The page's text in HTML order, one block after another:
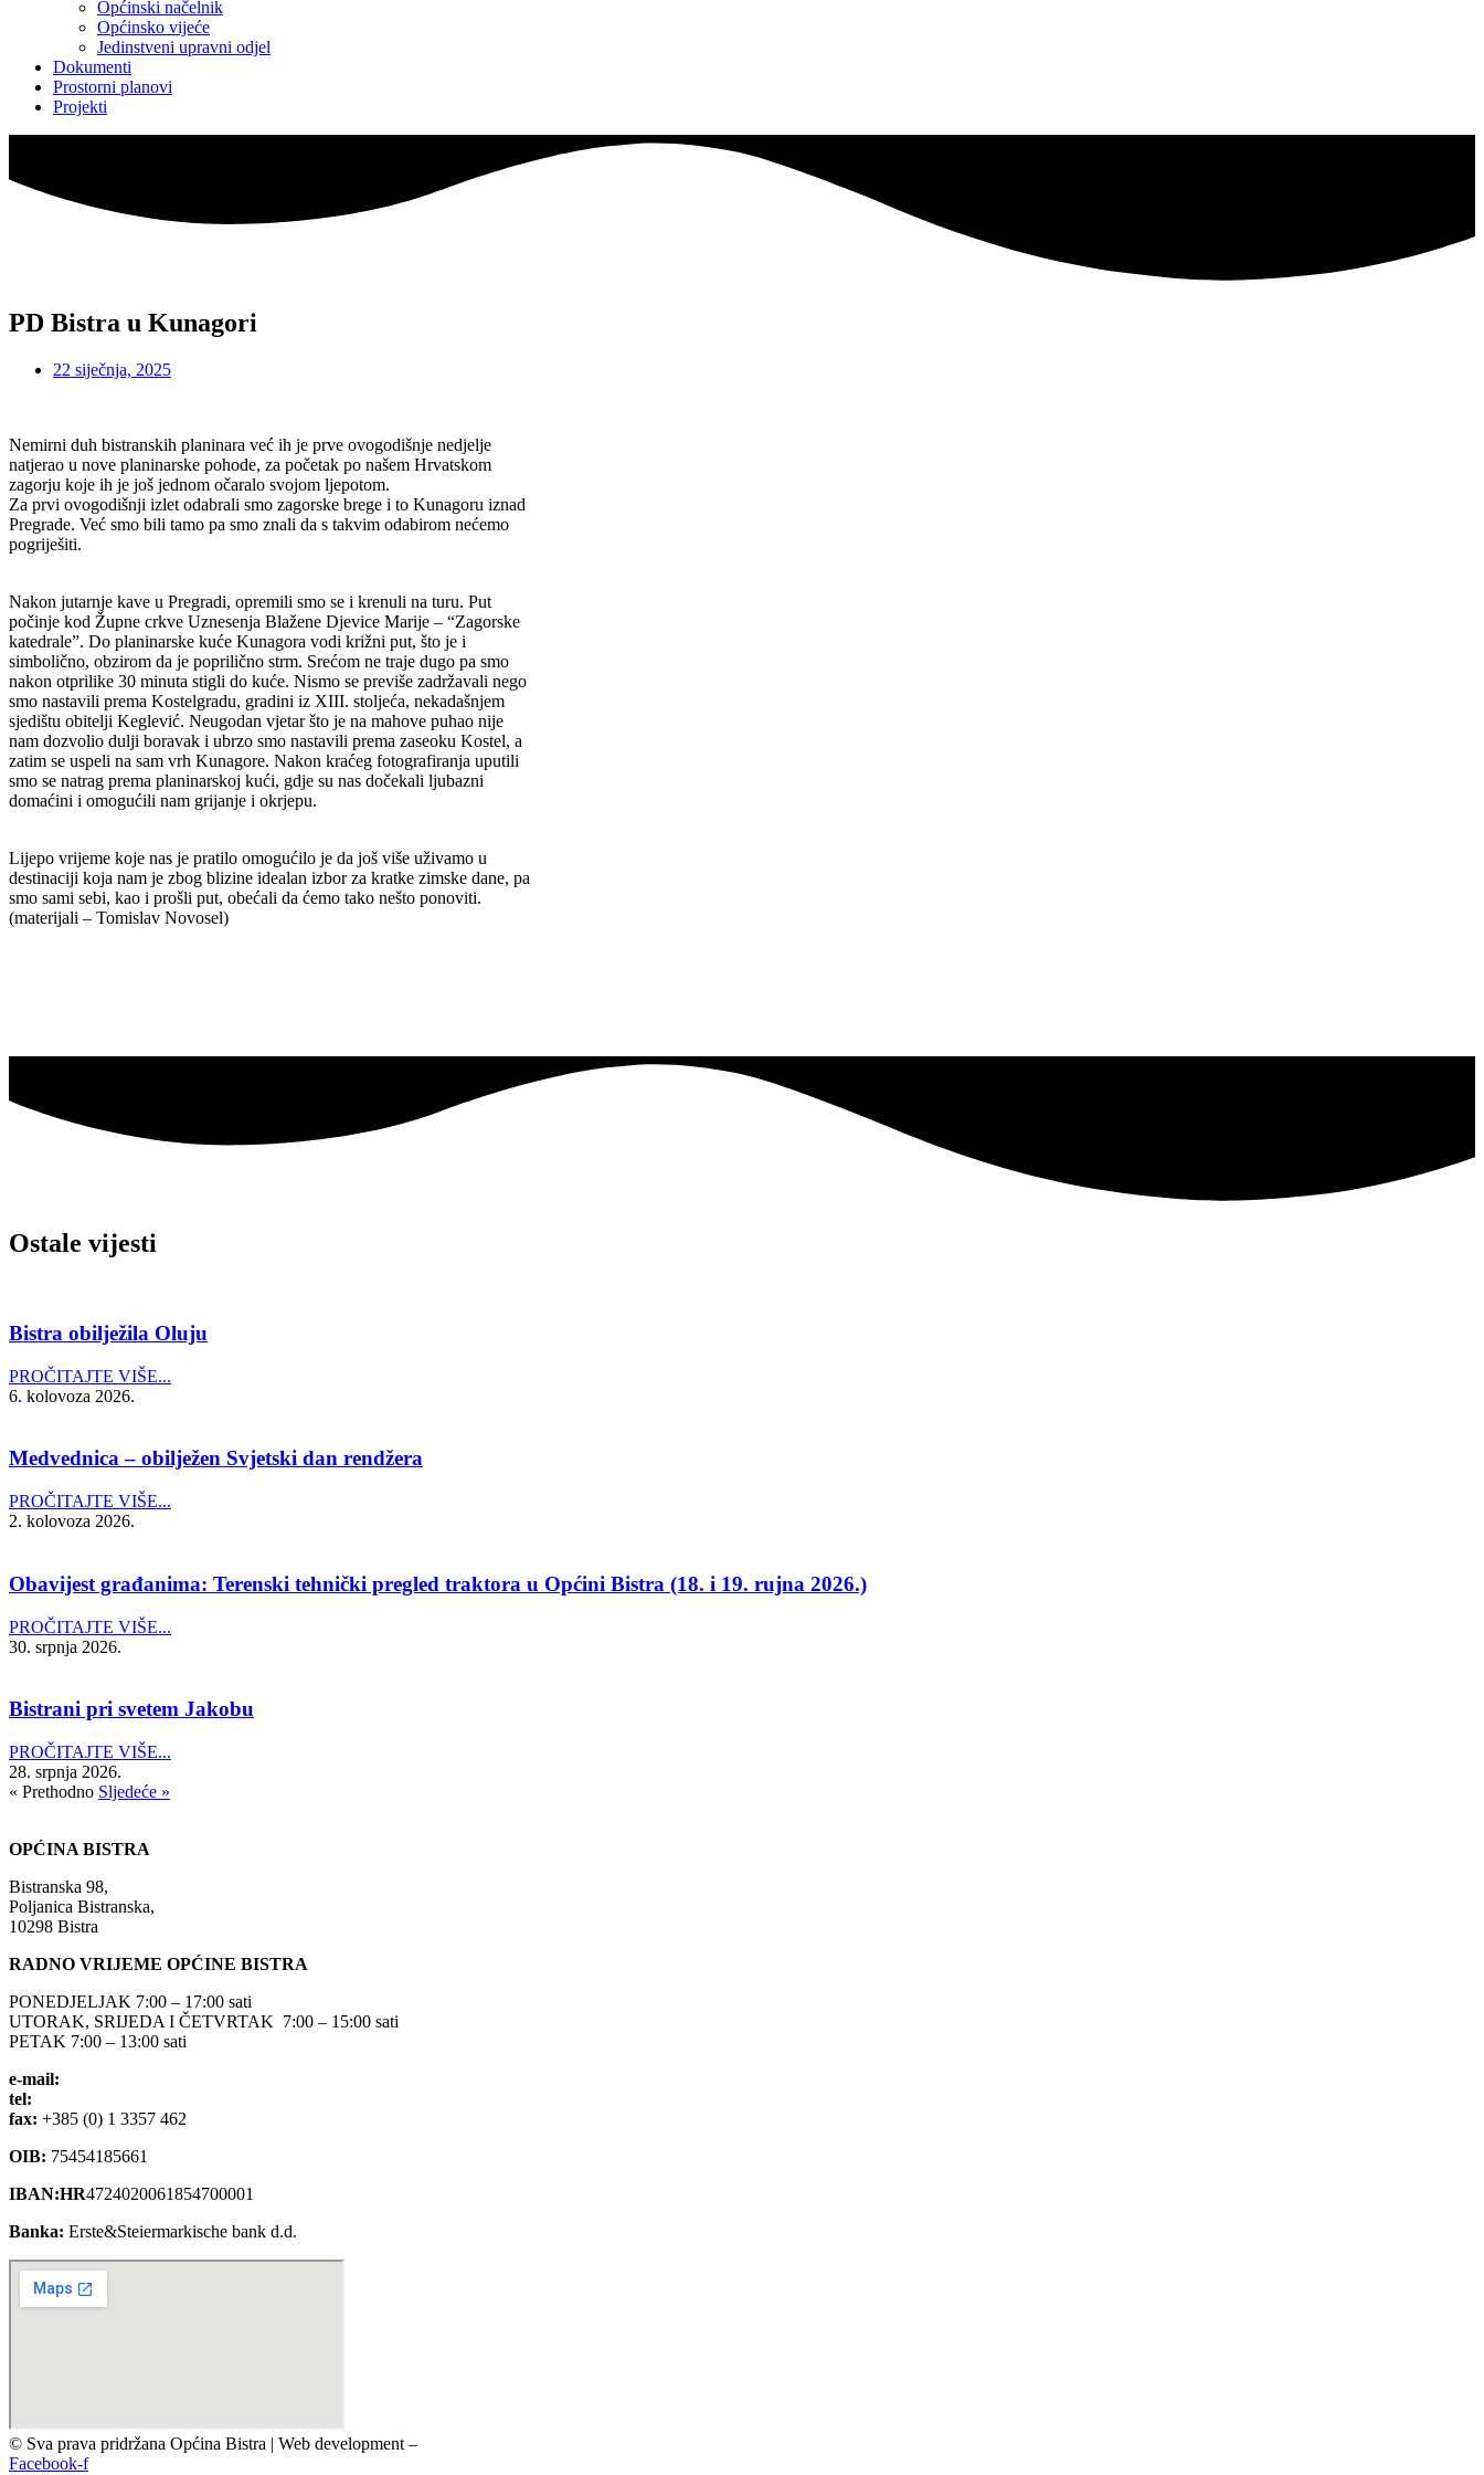
Općinski načelnik
Općinsko vijeće
Jedinstveni upravni odjel
Dokumenti
Prostorni planovi
Projekti
PD Bistra u Kunagori
22 siječnja, 2025
Nemirni duh bistranskih planinara već ih je prve ovogodišnje nedjelje
natjerao u nove planinarske pohode, za početak po našem Hrvatskom
zagorju koje ih je još jednom očaralo svojom ljepotom.
Za prvi ovogodišnji izlet odabrali smo zagorske brege i to Kunagoru iznad
Pregrade. Već smo bili tamo pa smo znali da s takvim odabirom nećemo
pogriješiti.
Nakon jutarnje kave u Pregradi, opremili smo se i krenuli na turu. Put
počinje kod Župne crkve Uznesenja Blažene Djevice Marije – “Zagorske
katedrale”. Do planinarske kuće Kunagora vodi križni put, što je i
simbolično, obzirom da je poprilično strm. Srećom ne traje dugo pa smo
nakon otprilike 30 minuta stigli do kuće. Nismo se previše zadržavali nego
smo nastavili prema Kostelgradu, gradini iz XIII. stoljeća, nekadašnjem
sjedištu obitelji Keglević. Neugodan vjetar što je na mahove puhao nije
nam dozvolio dulji boravak i ubrzo smo nastavili prema zaseoku Kostel, a
zatim se uspeli na sam vrh Kunagore. Nakon kraćeg fotografiranja uputili
smo se natrag prema planinarskoj kući, gdje su nas dočekali ljubazni
domaćini i omogućili nam grijanje i okrjepu.
Lijepo vrijeme koje nas je pratilo omogućilo je da još više uživamo u
destinaciji koja nam je zbog blizine idealan izbor za kratke zimske dane, pa
smo sami sebi, kao i prošli put, obećali da ćemo tako nešto ponoviti.
(materijali – Tomislav Novosel)
Ostale vijesti
Bistra obilježila Oluju
PROČITAJTE VIŠE...
6. kolovoza 2026.
Medvednica – obilježen Svjetski dan rendžera
PROČITAJTE VIŠE...
2. kolovoza 2026.
Obavijest građanima: Terenski tehnički pregled traktora u Općini Bistra (18. i 19. rujna 2026.)
PROČITAJTE VIŠE...
30. srpnja 2026.
Bistrani pri svetem Jakobu
PROČITAJTE VIŠE...
28. srpnja 2026.
« Prethodno Sljedeće »
OPĆINA BISTRA
Bistranska 98,
Poljanica Bistranska,
10298 Bistra
RADNO VRIJEME OPĆINE BISTRA
PONEDJELJAK 7:00 – 17:00 sati
UTORAK, SRIJEDA I ČETVRTAK 7:00 – 15:00 sati
PETAK 7:00 – 13:00 sati
e-mail:
tel:
fax: +385 (0) 1 3357 462
OIB: 75454185661
IBAN:HR4724020061854700001
Banka: Erste&Steiermarkische bank d.d.
© Sva prava pridržana Općina Bistra | Web development –
Facebook-f